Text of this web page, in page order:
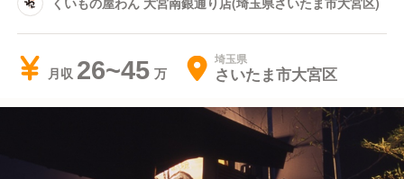
月収 26~45 埼玉県
さいたま市大宮区